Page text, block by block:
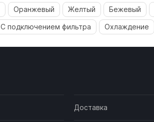
Оранжевый Желтый Бежевый
С подключением фильтра Охлаждение
Доставка